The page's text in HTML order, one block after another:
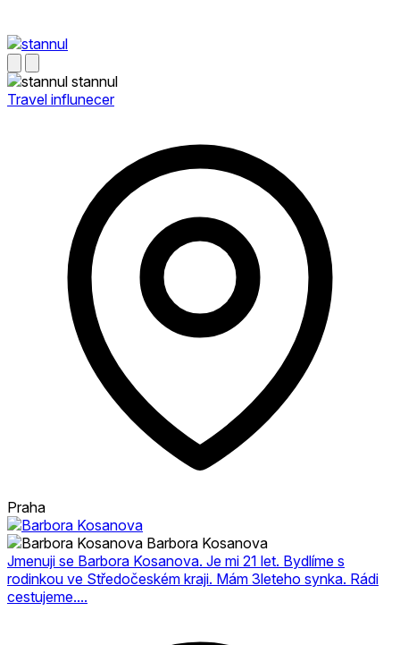
stannul
Travel influnecer
Praha
Barbora Kosanova
Jmenuji se Barbora Kosanova. Je mi 21 let. Bydlíme s
rodinkou ve Středočeském kraji. Mám 3leteho synka. Rádi
cestujeme....